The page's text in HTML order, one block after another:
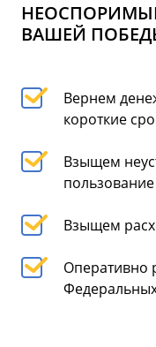
ВАШЕЙ
Вернем
короткие
Взыщем
Взыщем
Оперативно